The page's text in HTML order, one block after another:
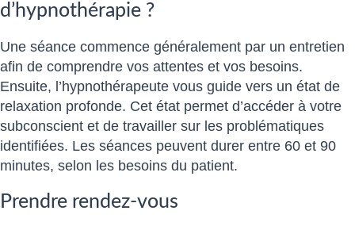
d’hypnothérapie ?
Une séance commence généralement par un entretien
afin de comprendre vos attentes et vos besoins.
Ensuite, l’hypnothérapeute vous guide vers un état de
relaxation profonde. Cet état permet d’accéder à votre
subconscient et de travailler sur les problématiques
identifiées. Les séances peuvent durer entre 60 et 90
minutes, selon les besoins du patient.
Prendre rendez-vous